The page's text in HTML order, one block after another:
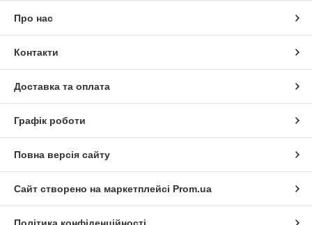
Про нас
Контакти
Доставка та оплата
Графік роботи
Повна версія сайту
Сайт створено на маркетплейсі Prom.ua
Політика конфіденційності